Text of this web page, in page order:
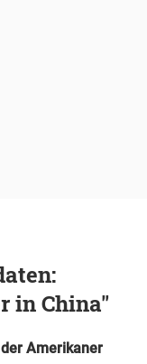
in China"
Amerikaner